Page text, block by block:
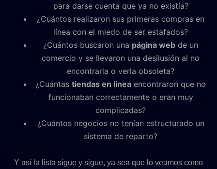
para darse cuenta que ya no existía?
¿Cuántos realizaron sus primeras compras en
línea con el miedo de ser estafados?
¿Cuántos buscaron una página web de un
comercio y se llevaron una desilusión al no
encontrarla o verla obsoleta?
¿Cuántas tiendas en línea encontraron que no
funcionaban correctamente o eran muy
complicadas?
¿Cuántos negocios no tenían estructurado un
sistema de reparto?
Y así la lista sigue y sigue, ya sea que lo veamos como